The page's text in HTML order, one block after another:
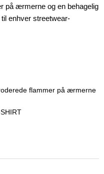
på ærmerne og en behagelig
enhver streetwear-
flammer på ærmerne